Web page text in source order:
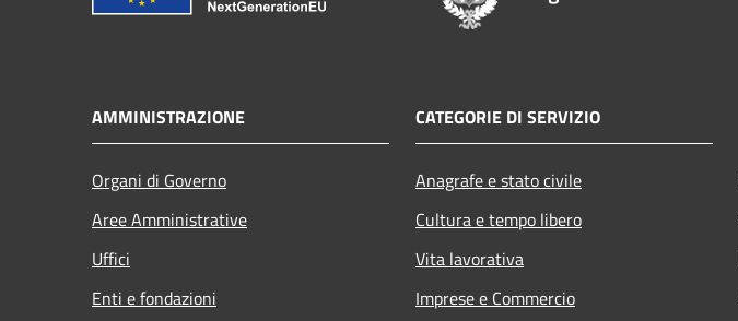
AMMINISTRAZIONE
Organi di Governo
Aree Amministrative
Uffici
Enti e fondazioni
CATEGORIE DI SERVIZIO
Anagrafe e stato civile
Cultura e tempo libero
Vita lavorativa
Imprese e Commercio